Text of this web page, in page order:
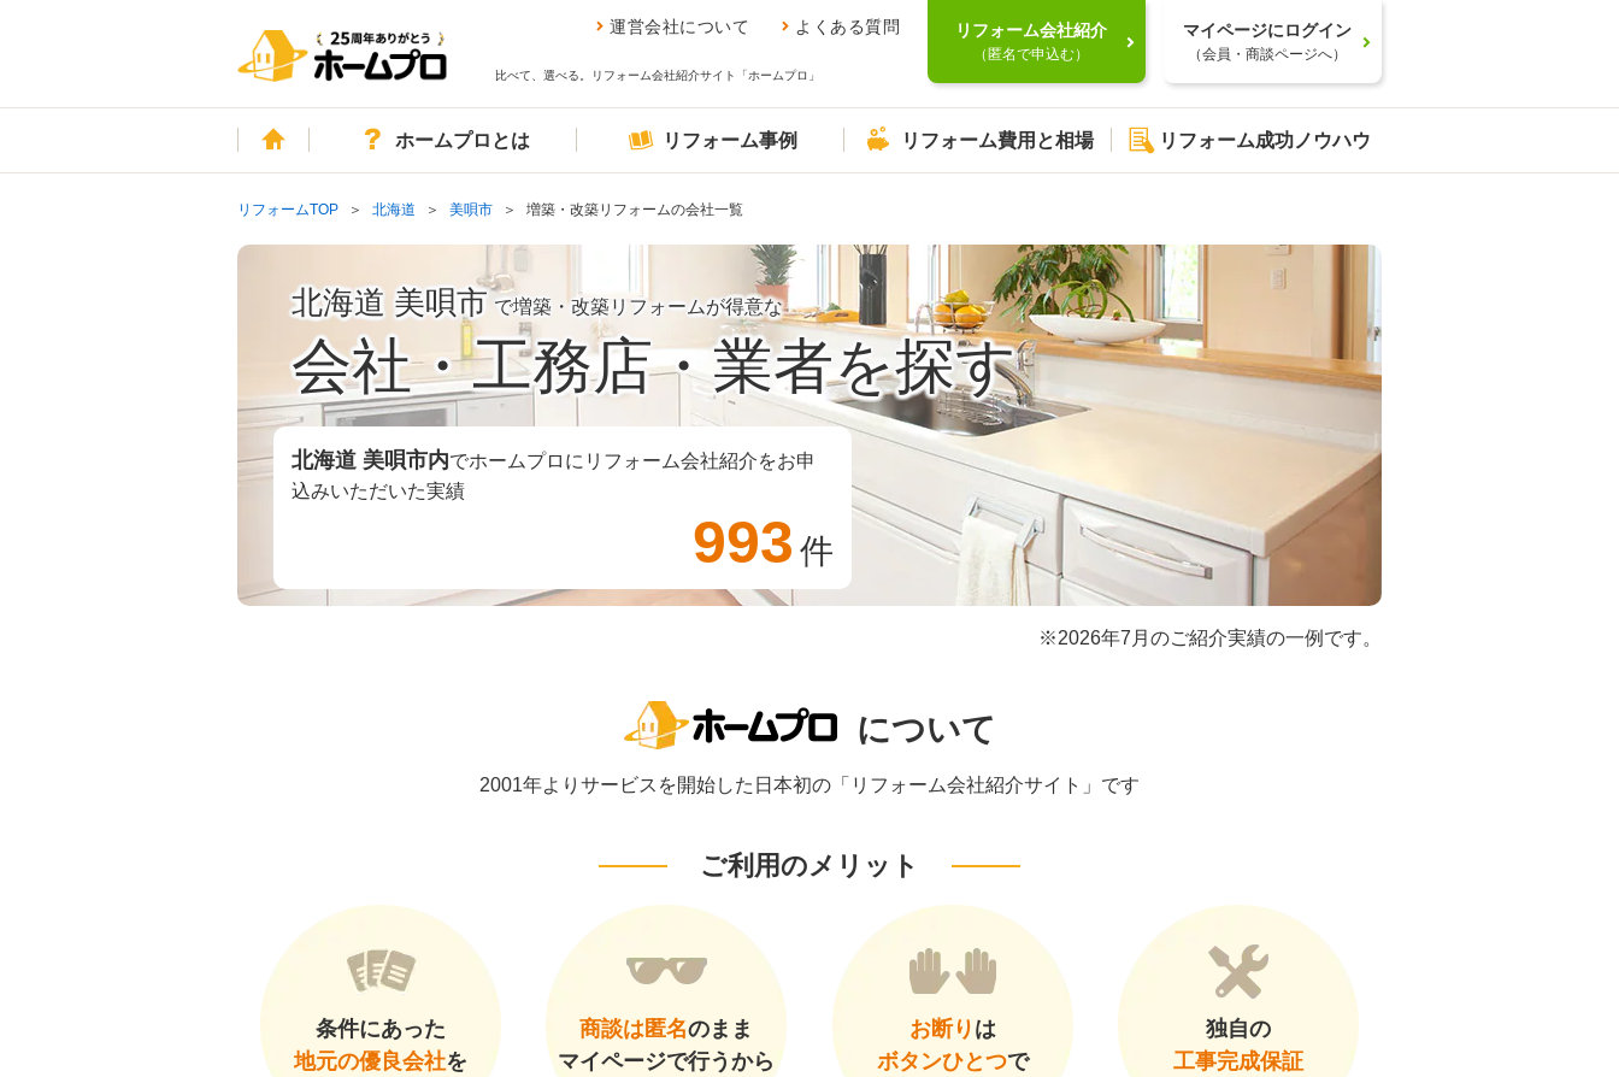
運営会社について よくある質問
比べて、選べる。リフォーム会社紹介サイト「ホームプロ」
リフォーム会社紹介
（匿名で申込む）
マイページにログイン
（会員・商談ページへ）
ホームホームプロとは リフォーム事例 リフォーム費用と相場 リフォーム成功ノウハウ
リフォームTOP 北海道 美唄市 増築・改築リフォームの会社一覧
北海道 美唄市 で増築・改築リフォームが得意な
会社・工務店・業者を探す
北海道 美唄市内でホームプロにリフォーム会社紹介をお申
込みいただいた実績
993 件
※2026年7月のご紹介実績の一例です。
について
2001年よりサービスを開始した日本初の「リフォーム会社紹介サイト」です
ご利用のメリット
条件にあった
地元の優良会社を
商談は匿名のまま
マイページで行うから
お断り は
ボタンひとつで
独自の
工事完成保証